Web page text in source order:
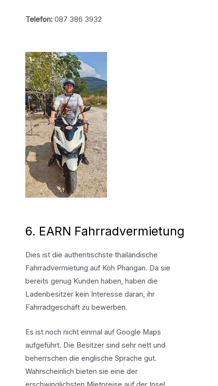
Telefon:087 386 3932
6. EARN Fahrradvermietung
Dies ist die authentischste thailändische
Fahrradvermietung auf Koh Phangan. Da sie
bereits genug Kunden haben, haben die
Ladenbesitzer kein Interesse daran, ihr
Fahrradgeschäft zu bewerben.
Es ist noch nicht einmal auf Google Maps
aufgeführt. Die Besitzer sind sehr nett und
beherrschen die englische Sprache gut.
Wahrscheinlich bieten sie eine der